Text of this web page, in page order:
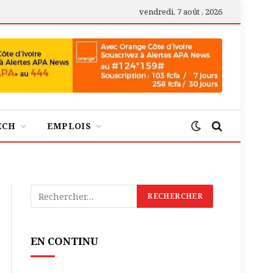
vendredi, 7 août , 2026
EMPLOIS
EN CONTINU